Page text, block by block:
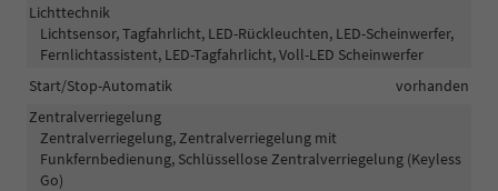
Lichttechnik
Lichtsensor, Tagfahrlicht, LED-Rückleuchten, LED-Scheinwerfer,
Fernlichtassistent, LED-Tagfahrlicht, Voll-LED Scheinwerfer
Start/Stop-Automatik
vorhanden
Zentralverriegelung
Zentralverriegelung, Zentralverriegelung mit
Funkfernbedienung, Schlüssellose Zentralverriegelung (Keyless
Go)